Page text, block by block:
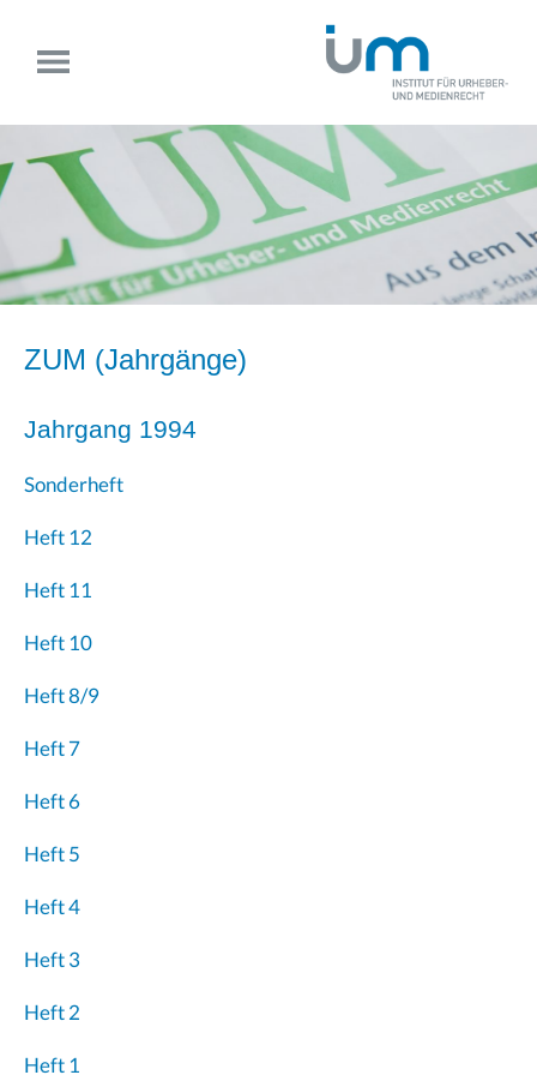
ZUM (Jahrgänge)
Jahrgang 1994
Sonderheft
Heft 12
Heft 11
Heft 10
Heft 8/9
Heft 7
Heft 6
Heft 5
Heft 4
Heft 3
Heft 2
Heft 1